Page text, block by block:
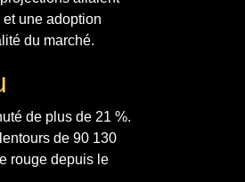
une adoption
du marché.
de plus de 21 %.
de 90 130
rouge depuis le